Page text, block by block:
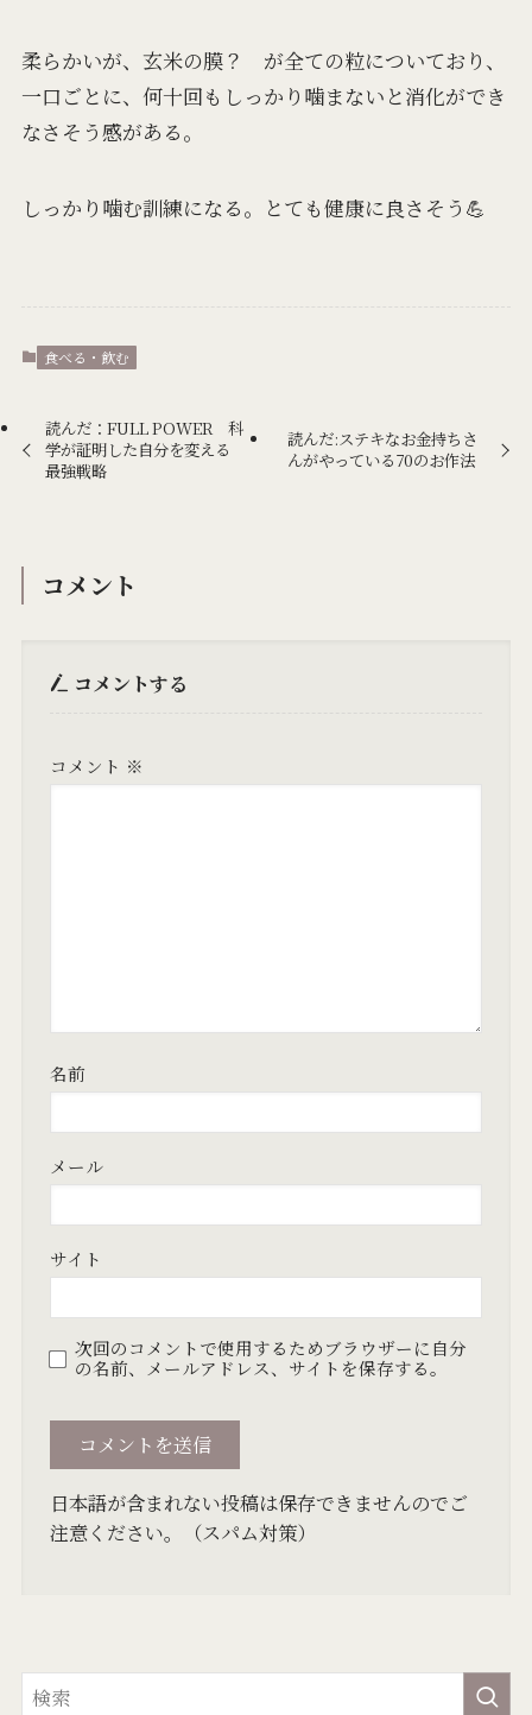
柔らかいが、玄米の膜？ が全ての粒についており、
一口ごとに、何十回もしっかり噛まないと消化ができ
なさそう感がある。
しっかり噛む訓練になる。とても健康に良さそう💪
食べる・飲む
読んだ：FULL POWER 科
学が証明した自分を変える
最強戦略
読んだ:ステキなお金持ちさ
んがやっている70のお作法
コメント
コメントする
コメント ※
名前
メール
サイト
次回のコメントで使用するためブラウザーに自分
の名前、メールアドレス、サイトを保存する。
日本語が含まれない投稿は保存できませんのでご
注意ください。（スパム対策）